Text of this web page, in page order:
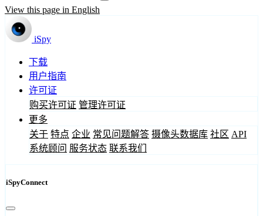
View this page in English
iSpy
下载
用户指南
许可证
购买许可证 管理许可证
更多
关于 特点 企业 常见问题解答 摄像头数据库 社区 API
系统顾问 服务状态 联系我们
iSpyConnect